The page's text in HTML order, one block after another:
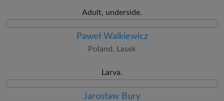
Adult, underside.
Paweł Walkiewicz
Poland, Lasek
Larva.
Jarosław Bury